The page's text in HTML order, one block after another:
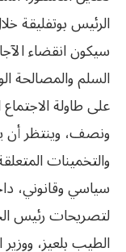
الرئيس بوتفليقة
سيكون انقضاء
السلم والمصالحة
على طاولة
ونصف، وينتظر أن
والتخمينات
سياسي وقانوني،